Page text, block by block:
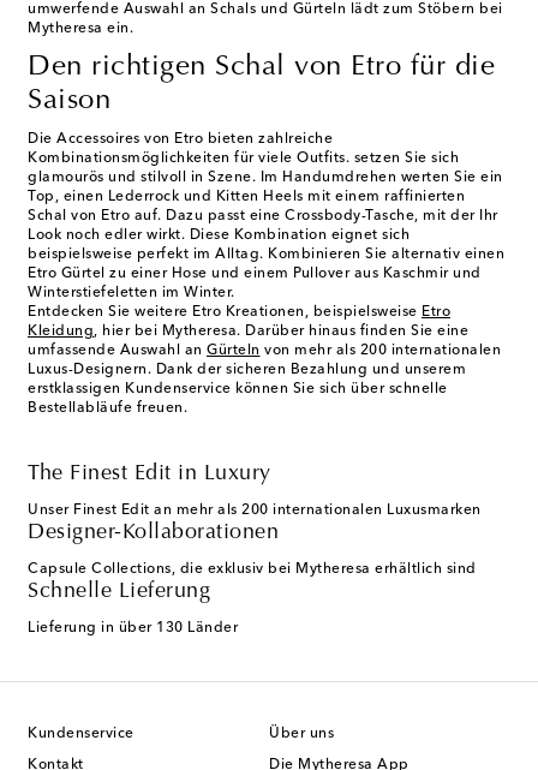
umwerfende Auswahl an Schals und Gürteln lädt zum Stöbern bei
Mytheresa ein.
Den richtigen Schal von Etro für die
Saison
Die Accessoires von Etro bieten zahlreiche
Kombinationsmöglichkeiten für viele Outfits. setzen Sie sich
glamourös und stilvoll in Szene. Im Handumdrehen werten Sie ein
Top, einen Lederrock und Kitten Heels mit einem raffinierten
Schal von Etro auf. Dazu passt eine Crossbody-Tasche, mit der Ihr
Look noch edler wirkt. Diese Kombination eignet sich
beispielsweise perfekt im Alltag. Kombinieren Sie alternativ einen
Etro Gürtel zu einer Hose und einem Pullover aus Kaschmir und
Winterstiefeletten im Winter.
Entdecken Sie weitere Etro Kreationen, beispielsweise Etro
Kleidung, hier bei Mytheresa. Darüber hinaus finden Sie eine
umfassende Auswahl an Gürteln von mehr als 200 internationalen
Luxus-Designern. Dank der sicheren Bezahlung und unserem
erstklassigen Kundenservice können Sie sich über schnelle
Bestellabläufe freuen.
The Finest Edit in Luxury
Unser Finest Edit an mehr als 200 internationalen Luxusmarken
Designer-Kollaborationen
Capsule Collections, die exklusiv bei Mytheresa erhältlich sind
Schnelle Lieferung
Lieferung in über 130 Länder
Kundenservice
Kontakt
Über uns
Die Mytheresa App